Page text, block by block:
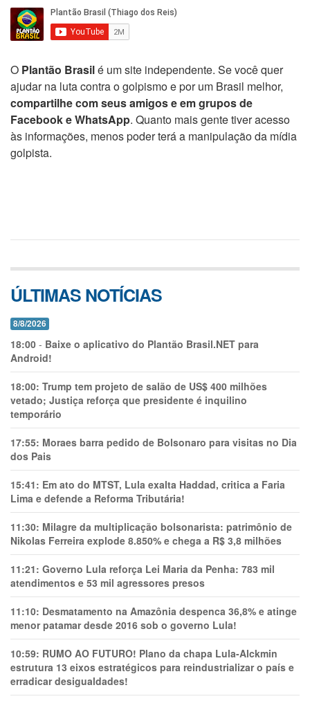
O Plantão Brasilé um site independente. Se você quer
ajudar na luta contra o golpismo e por um Brasil melhor,
compartilhe com seus amigos e em grupos de
Facebook e WhatsApp. Quanto mais gente tiver acesso
às informações, menos poder terá a manipulação da mídia
golpista.
ÚLTIMAS NOTÍCIAS
8/8/2026
18:00 - Baixe o aplicativo do Plantão Brasil.NET para
Android!
18:00: Trump tem projeto de salão de US$ 400 milhões
vetado; Justiça reforça que presidente é inquilino
temporário
17:55: Moraes barra pedido de Bolsonaro para visitas no Dia
dos Pais
15:41: Em ato do MTST, Lula exalta Haddad, critica a Faria
Lima e defende a Reforma Tributária!
11:30: Milagre da multiplicação bolsonarista: patrimônio de
Nikolas Ferreira explode 8.850% e chega a R$ 3,8 milhões
11:21: Governo Lula reforça Lei Maria da Penha: 783 mil
atendimentos e 53 mil agressores presos
11:10: Desmatamento na Amazônia despenca 36,8% e atinge
menor patamar desde 2016 sob o governo Lula!
10:59: RUMO AO FUTURO! Plano da chapa Lula-Alckmin
estrutura 13 eixos estratégicos para reindustrializar o país e
erradicar desigualdades!